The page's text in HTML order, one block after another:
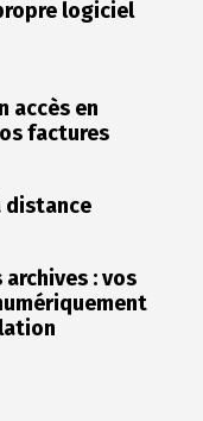
logiciel
accès en
factures
distance
archives :vos